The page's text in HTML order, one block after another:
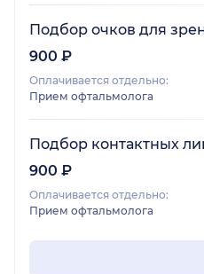
Подбор очков для
900 ₽
Оплачивается отдельно:
Прием офтальмолога
Подбор контактных
900 ₽
Оплачивается отдельно:
Прием офтальмолога